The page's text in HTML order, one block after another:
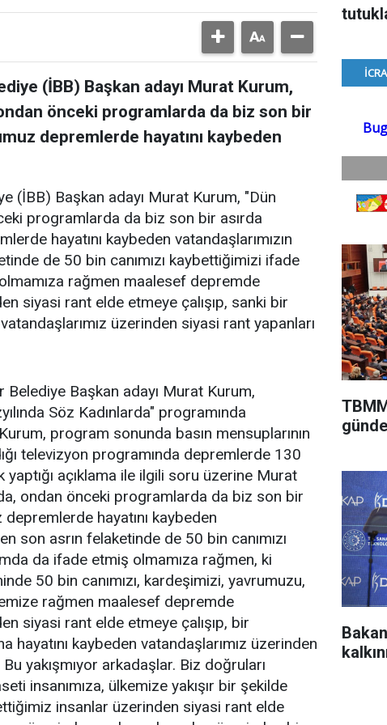
(İBB) Başkan adayı Murat Kurum,
önceki programlarda da biz son bir
depremlerde hayatını kaybeden
(İBB) Başkan adayı Murat Kurum, "Dün
programlarda da biz son bir asırda
hayatını kaybeden vatandaşlarımızın
de 50 bin canımızı kaybettiğimizi ifade
rağmen maalesef depremde
siyasi rant elde etmeye çalışıp, sanki bir
üzerinden siyasi rant yapanları
Belediye Başkan adayı Murat Kurum,
Söz Kadınlarda" programında
program sonunda basın mensuplarının
televizyon programında depremlerde 130
yaptığı açıklama ile ilgili soru üzerine Murat
ondan önceki programlarda da biz son bir
hayatını kaybeden
son asrın felaketinde de 50 bin canımızı
da ifade etmiş olmamıza rağmen, ki
50 bin canımızı, kardeşimizi, yavrumuzu,
rağmen maalesef depremde
siyasi rant elde etmeye çalışıp, bir
hayatını kaybeden vatandaşlarımız üzerinden
yakışmıyor arkadaşlar. Biz doğruları
insanımıza, ülkemize yakışır bir şekilde
insanlar üzerinden siyasi rant elde